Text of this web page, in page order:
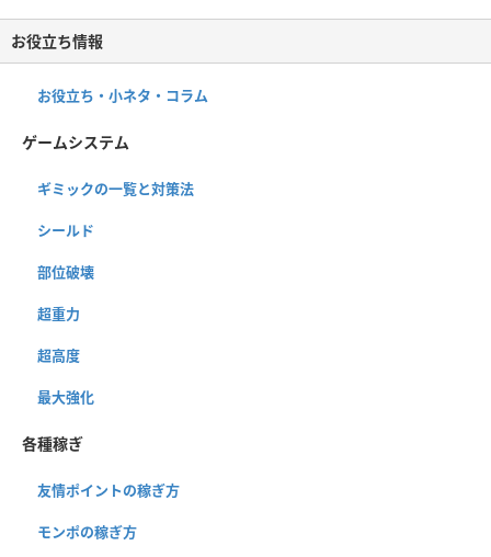
お役立ち情報
お役立ち・小ネタ・コラム
ゲームシステム
ギミックの一覧と対策法
シールド
部位破壊
超重力
超高度
最大強化
各種稼ぎ
友情ポイントの稼ぎ方
モンポの稼ぎ方